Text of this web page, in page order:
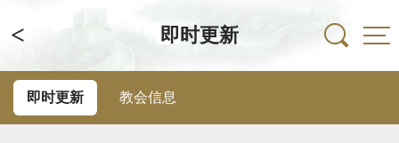
< 即时更新
即时更新 教会信息